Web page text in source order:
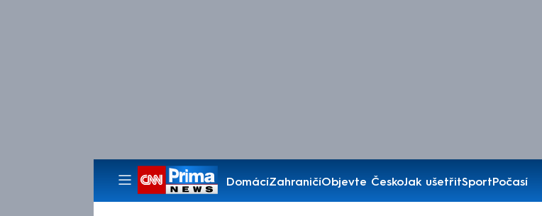
DomácíZahraničíObjevte ČeskoJak ušetřitSportPočasí
Pořady